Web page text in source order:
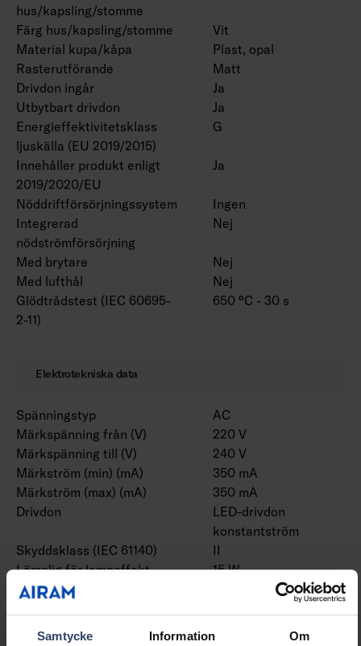
Samtycke Information Om
hus/kapsling/stomme
Färg hus/kapsling/stomme
Vit
Material kupa/kåpa
Plast, opal
Rasterutförande
Matt
Drivdon ingår
Ja
Utbytbart drivdon
Ja
Energieffektivitetsklass
ljuskälla (EU 2019/2015)
G
Innehåller produkt enligt
2019/2020/EU
Ja
Nöddriftförsörjningssystem
Ingen
Integrerad
nödströmförsörjning
Nej
Med brytare
Nej
Med lufthål
Nej
Glödtrådstest (IEC 60695-
2-11)
650 °C - 30 s
Elektrotekniska data
Spänningstyp
AC
Märkspänning från (V)
220 V
Märkspänning till (V)
240 V
Märkström (min) (mA)
350 mA
Märkström (max) (mA)
350 mA
Drivdon
LED-drivdon
konstantström
Skyddsklass (IEC 61140)
II
Lämplig för lampeffekt
(min) (W)
15 W